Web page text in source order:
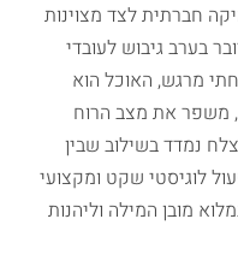
חברתית לצד מצוינות
בערב גיבוש לעובדי
מרגש, האוכל הוא
משפר את מצב הרוח
נמדד בשילוב שבין
לוגיסטי שקט ומקצועי
מובן המילה וליהנות